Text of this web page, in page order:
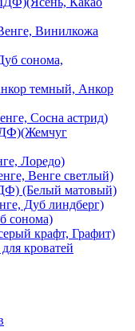
Винилкожа
сонома,
темный, Анкор
Сосна астрид)
Лоредо)
Венге светлый)
(Белый матовый)
Дуб линдберг)
сонома)
крафт, Графит)
кроватей